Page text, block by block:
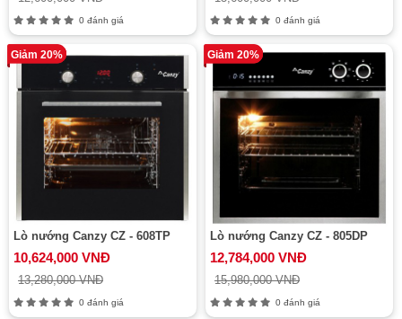
0 đánh giá 0 đánh giá
Giảm 20%
Lò nướng Canzy CZ - 608TP
10,624,000 VNĐ
13,280,000 VNĐ
0 đánh giá
Giảm 20%
Lò nướng Canzy CZ - 805DP
12,784,000 VNĐ
15,980,000 VNĐ
0 đánh giá